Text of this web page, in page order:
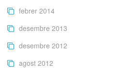
febrer 2014
desembre 2013
desembre 2012
agost 2012